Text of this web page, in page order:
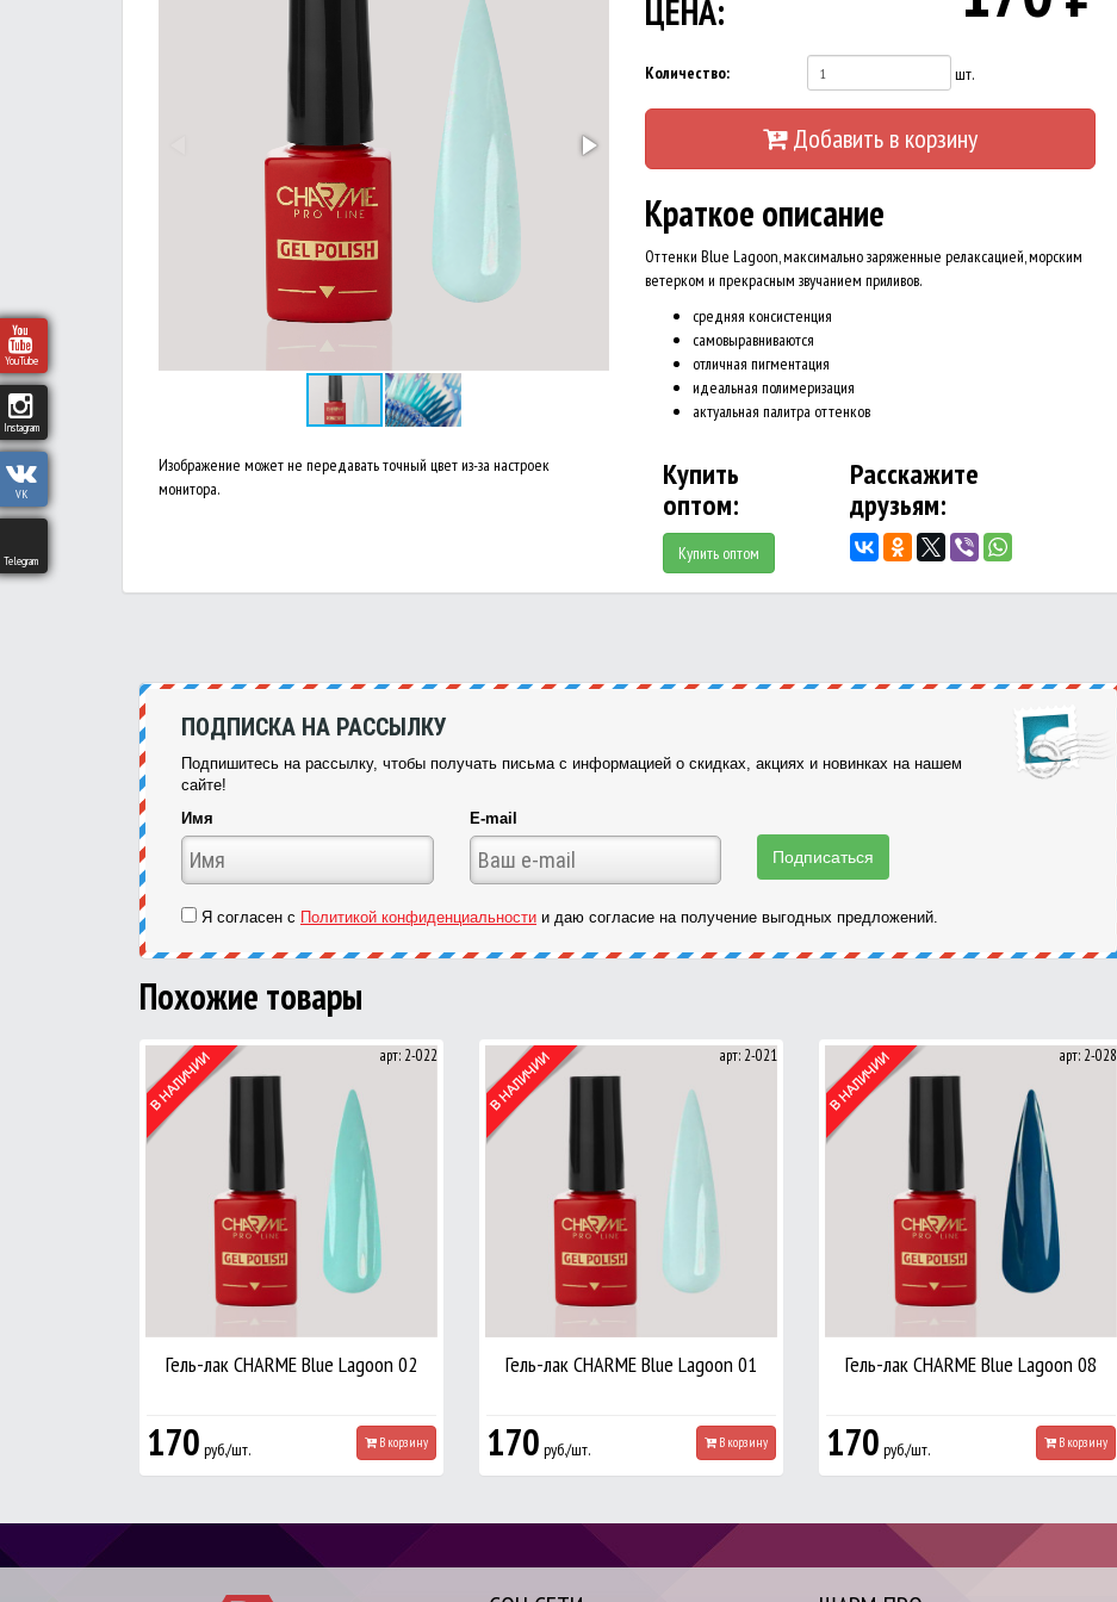
YouTube
Instagram
VK
Telegram
Изображение может не передавать точный цвет из-за настроек
монитора.
ЦЕНА:
Количество: шт.
Добавить в корзину
Краткое описание
Оттенки Blue Lagoon, максимально заряженные релаксацией, морским
ветерком и прекрасным звучанием приливов.
средняя консистенция
самовыравниваются
отличная пигментация
идеальная полимеризация
актуальная палитра оттенков
Купить
оптом:
Купить оптом
Расскажите
друзьям:
ПОДПИСКА НА РАССЫЛКУ
Подпишитесь на рассылку, чтобы получать письма с информацией о скидках, акциях и новинках на нашем
сайте!
Имя
E-mail
Я согласен с Политикой конфиденциальности и даю согласие на получение выгодных предложений.
Похожие товары
арт: 2-022
Гель-лак CHARME Blue Lagoon 02
170 руб./шт. В корзину
арт: 2-021
Гель-лак CHARME Blue Lagoon 01
170 руб./шт. В корзину
арт: 2-028
Гель-лак CHARME Blue Lagoon 08
170 руб./шт. В корзину